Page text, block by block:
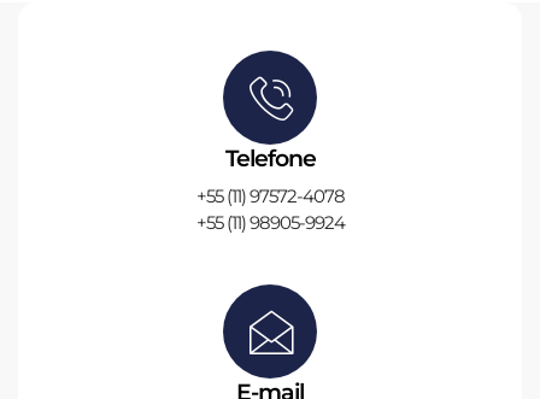
Telefone
+55 (11) 97572-4078
+55 (11) 98905-9924
E-mail